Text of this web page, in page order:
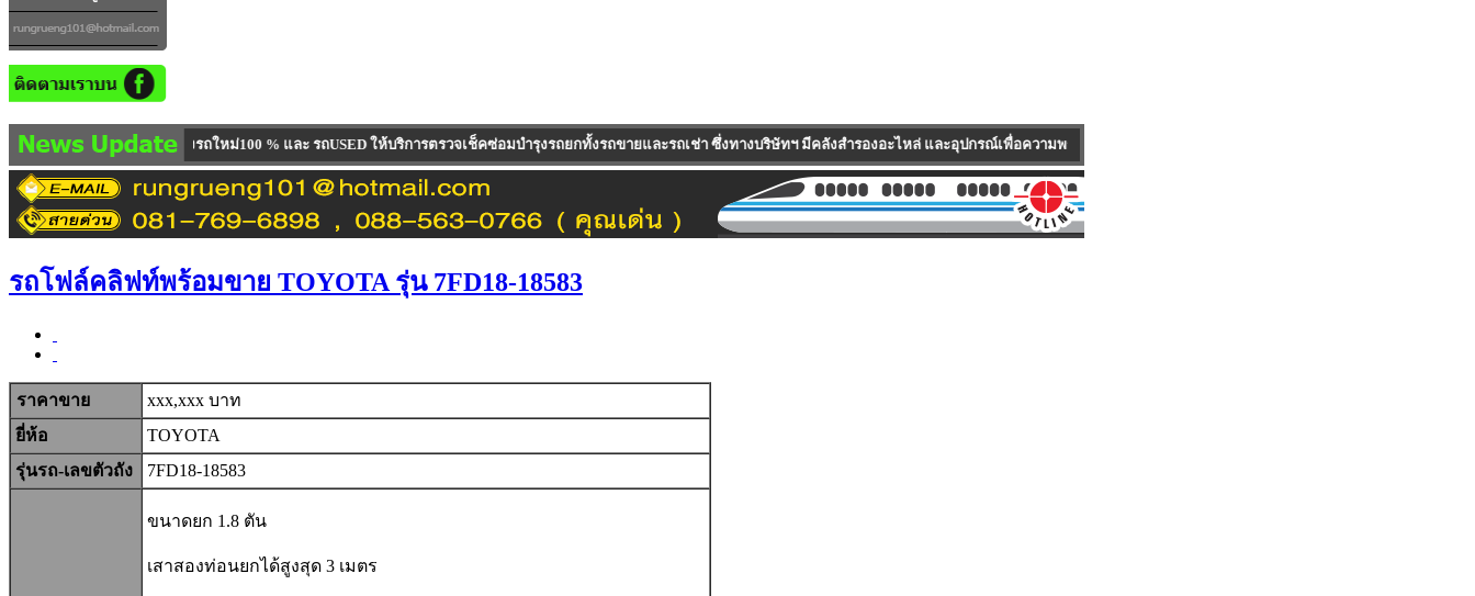
ต่างประเทศ มีทั้งรถใหม่100 % และ รถUSED ให้บริการตรวจเช็คซ่อมบำรุงรถยกทั้งรถขายและรถเช่า ซึ่งทางบริษัทฯ มีคลังสำรองอะไหล่ และอุปกรณ์เพื่อความพร้อมในการให้บริการแก่ลูกค้า บริษัทมีบริการรถ Mobile Service ซึ่งเป็นรถ
รถโฟล์คลิฟท์พร้อมขาย TOYOTA รุ่น 7FD18-18583
ราคาขาย
xxx,xxx บาท
ยี่ห้อ
TOYOTA
รุ่นรถ-เลขตัวถัง
7FD18-18583
ขนาดยก 1.8 ตัน
เสาสองท่อนยกได้สูงสุด 3 เมตร